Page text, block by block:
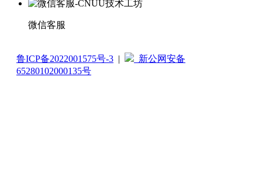
微信客服
鲁ICP备2022001575号-3 |
新公网安备
65280102000135号